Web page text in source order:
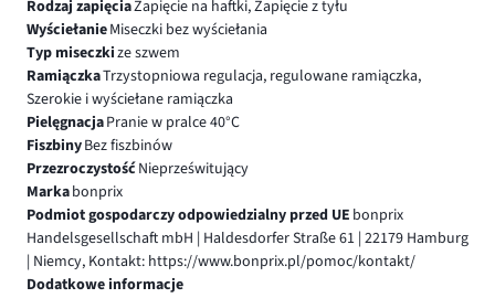
Rodzaj zapięciaZapięcie na haftki, Zapięcie z tyłu
WyściełanieMiseczki bez wyściełania
Typ miseczkize szwem
RamiączkaTrzystopniowa regulacja, regulowane ramiączka,
Szerokie i wyściełane ramiączka
PielęgnacjaPranie w pralce 40°C
FiszbinyBez fiszbinów
PrzezroczystośćNieprześwitujący
Markabonprix
Podmiot gospodarczy odpowiedzialny przed UE bonprix
Handelsgesellschaft mbH | Haldesdorfer Straße 61 | 22179 Hamburg
| Niemcy, Kontakt: https://www.bonprix.pl/pomoc/kontakt/
Dodatkowe informacje